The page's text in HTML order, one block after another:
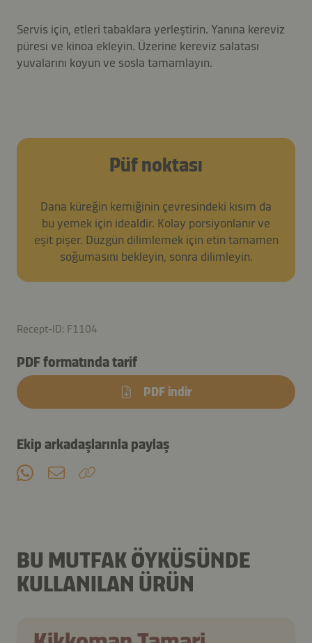
Servis için, etleri tabaklara yerleştirin. Yanına kereviz
püresi ve kinoa ekleyin. Üzerine kereviz salatası
yuvalarını koyun ve sosla tamamlayın.
Püf noktası
Dana küreğin kemiğinin çevresindeki kısım da
bu yemek için idealdir. Kolay porsiyonlanır ve
eşit pişer. Düzgün dilimlemek için etin tamamen
soğumasını bekleyin, sonra dilimleyin.
Recept-ID: F1104
PDF formatında tarif
PDF indir
Ekip arkadaşlarınla paylaş
BU MUTFAK ÖYKÜSÜNDE
KULLANILAN ÜRÜN